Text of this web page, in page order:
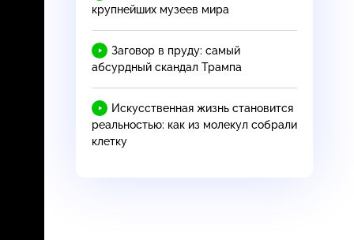
крупнейших музеев мира
Заговор в пруду: самый
абсурдный скандал Трампа
Искусственная жизнь становится
реальностью: как из молекул собрали
клетку